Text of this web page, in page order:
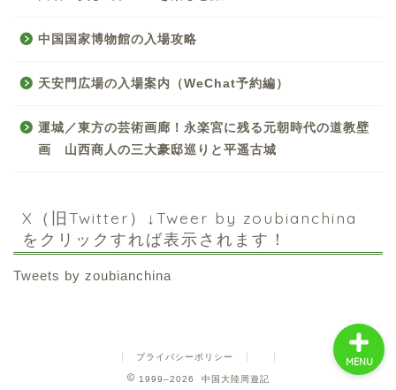
中国国家博物館の入場攻略
天安門広場の入場案内（WeChat予約編）
運城／東方の芸術画廊！永楽宮に残る元朝時代の道教壁
画 山西商人の三大豪邸巡りと平遥古城
X（旧Twitter）↓Tweer by zoubianchina
をクリックすれば表示されます！
Tweets by zoubianchina
プライバシーポリシー
1999–2026 中国大陸周遊記
MENU
中国旅行の情報案内